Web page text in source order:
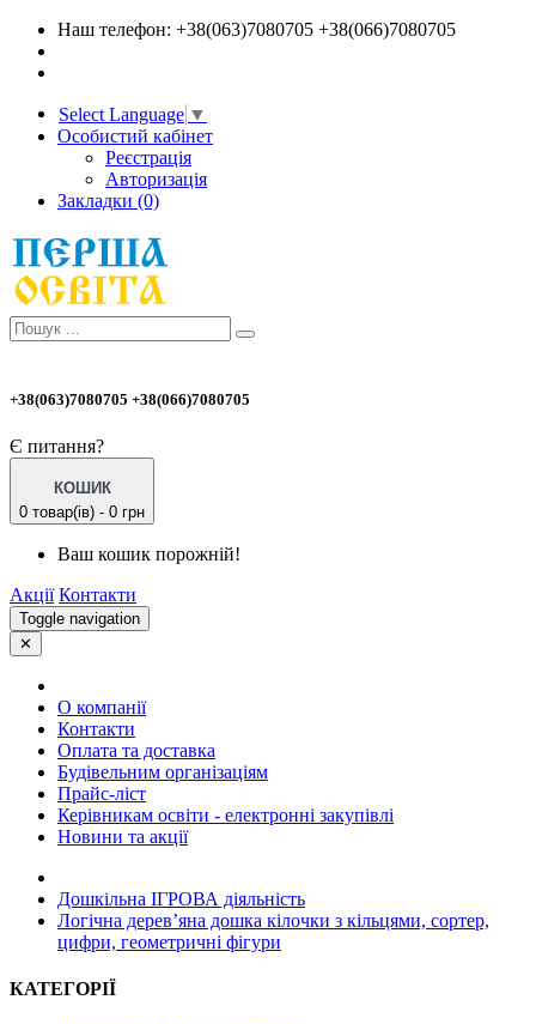
Наш телефон: +38(063)7080705 +38(066)7080705
Select Language ▼
Особистий кабінет
Реєстрація
Авторизація
Закладки (0)
+38(063)7080705 +38(066)7080705
Є питання?
КОШИК
0 товар(ів) - 0 грн
Ваш кошик порожній!
Акції Контакти
Toggle navigation
✕
О компанії
Контакти
Оплата та доставка
Будівельним організаціям
Прайс-ліст
Керівникам освіти - електронні закупівлі
Новини та акції
Дошкільна ІГРОВА діяльність
Логічна дерев’яна дошка кілочки з кільцями, сортер,
цифри, геометричні фігури
КАТЕГОРІЇ